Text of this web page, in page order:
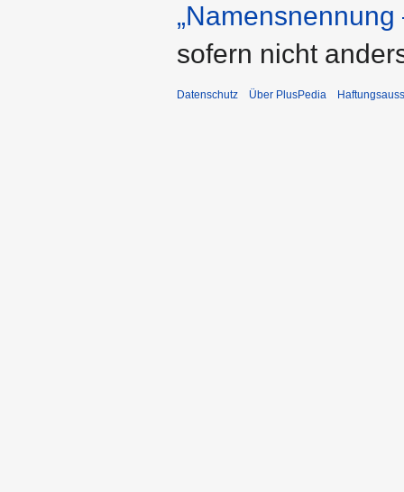
sofern nicht
Datenschutz Über PlusPedia